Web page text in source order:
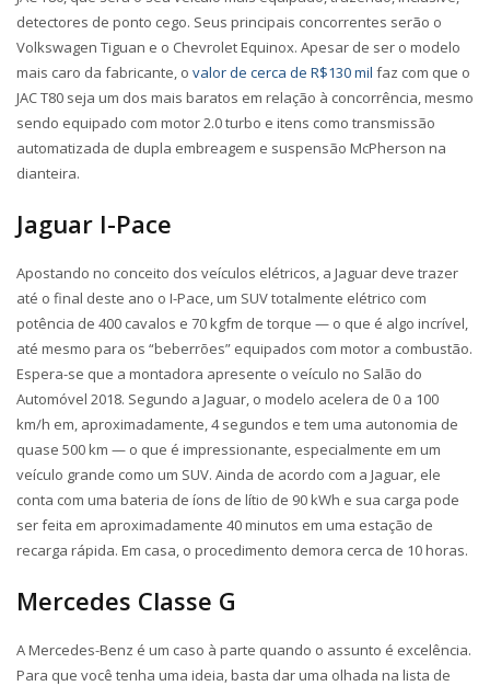
detectores de ponto cego. Seus principais concorrentes serão o
Volkswagen Tiguan e o Chevrolet Equinox. Apesar de ser o modelo
mais caro da fabricante, o valor de cerca de R$130 mil faz com que o
JAC T80 seja um dos mais baratos em relação à concorrência, mesmo
sendo equipado com motor 2.0 turbo e itens como transmissão
automatizada de dupla embreagem e suspensão McPherson na
dianteira.
Jaguar I-Pace
Apostando no conceito dos veículos elétricos, a Jaguar deve trazer
até o final deste ano o I-Pace, um SUV totalmente elétrico com
potência de 400 cavalos e 70 kgfm de torque — o que é algo incrível,
até mesmo para os “beberrões” equipados com motor a combustão.
Espera-se que a montadora apresente o veículo no Salão do
Automóvel 2018. Segundo a Jaguar, o modelo acelera de 0 a 100
km/h em, aproximadamente, 4 segundos e tem uma autonomia de
quase 500 km — o que é impressionante, especialmente em um
veículo grande como um SUV. Ainda de acordo com a Jaguar, ele
conta com uma bateria de íons de lítio de 90 kWh e sua carga pode
ser feita em aproximadamente 40 minutos em uma estação de
recarga rápida. Em casa, o procedimento demora cerca de 10 horas.
Mercedes Classe G
A Mercedes-Benz é um caso à parte quando o assunto é excelência.
Para que você tenha uma ideia, basta dar uma olhada na lista de